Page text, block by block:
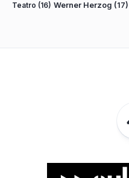
Teatro (16) Werner Herzog (17)